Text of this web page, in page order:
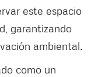
este espacio
garantizando
ambiental.
como un